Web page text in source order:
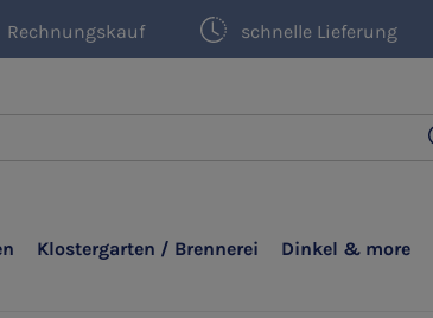
Rechnungskauf schnelle Lieferung
Klostergarten / Brennerei Dinkel & more